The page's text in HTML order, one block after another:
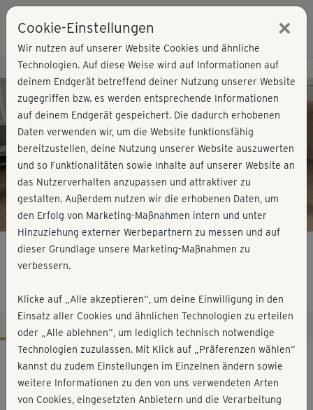
Play
Video
Kursvorschau - Jetzt mitmachen!
Kickboxing - kurz
Workout-Facts
mittelschwer
15 Min
Cookie-Einstellungen ×
Wir nutzen auf unserer Website Cookies und ähnliche
Technologien. Auf diese Weise wird auf Informationen auf
deinem Endgerät betreffend deiner Nutzung unserer Website
zugegriffen bzw. es werden entsprechende Informationen
auf deinem Endgerät gespeichert. Die dadurch erhobenen
Daten verwenden wir, um die Website funktionsfähig
bereitzustellen, deine Nutzung unserer Website auszuwerten
und so Funktionalitäten sowie Inhalte auf unserer Website an
das Nutzerverhalten anzupassen und attraktiver zu
gestalten. Außerdem nutzen wir die erhobenen Daten, um
den Erfolg von Marketing-Maßnahmen intern und unter
Hinzuziehung externer Werbepartnern zu messen und auf
dieser Grundlage unsere Marketing-Maßnahmen zu
verbessern.
Klicke auf „Alle akzeptieren“, um deine Einwilligung in den
Einsatz aller Cookies und ähnlichen Technologien zu erteilen
oder „Alle ablehnen“, um lediglich technisch notwendige
Technologien zuzulassen. Mit Klick auf „Präferenzen wählen“
kannst du zudem Einstellungen im Einzelnen ändern sowie
weitere Informationen zu den von uns verwendeten Arten
von Cookies, eingesetzten Anbietern und die Verarbeitung